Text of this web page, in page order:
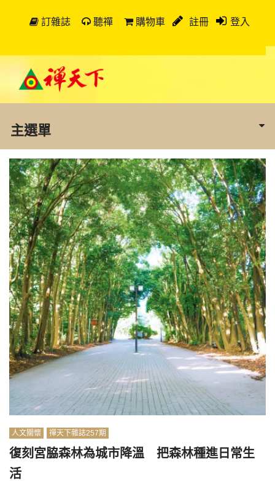
訂雜誌 聽禪 購物車 註冊 登入
主選單
人文關懷 禪天下雜誌257期
復刻宮脇森林為城市降溫 把森林種進日常生
活